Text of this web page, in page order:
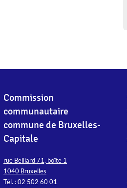
Commission
communautaire
commune de Bruxelles-
Capitale
rue Belliard 71, boîte 1
1040 Bruxelles
Tél. : 02 502 60 01